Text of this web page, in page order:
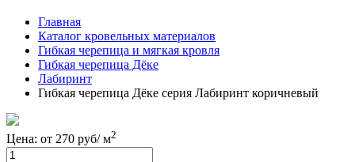
Главная
Каталог кровельных материалов
Гибкая черепица и мягкая кровля
Гибкая черепица Дёке
Лабиринт
Гибкая черепица Дёке серия Лабиринт коричневый
Цена: от 270 руб/ м2